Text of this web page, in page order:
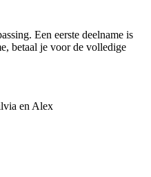
Een eerste deelname is
betaal je voor de volledige
en Alex